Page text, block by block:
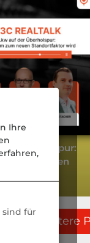
Überholspur:
zum neuen
weitere
Ihre
sind für